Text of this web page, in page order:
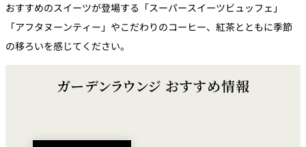
レス
トラ
日本料理
千羽鶴＜
SENBAZURU＞
KATO'S DINING
なだ万本店 山
おすすめのスイーツが登場する「スーパースイーツビュッフェ」
「アフタヌーンティー」やこだわりのコーヒー、紅茶とともに季節
の移ろいを感じてください。
ガーデンラウンジ おすすめ情報